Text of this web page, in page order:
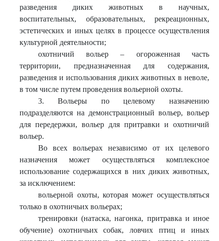
разведения диких животных в научных,
воспитательных, образовательных, рекреационных,
эстетических и иных целях в процессе осуществления
культурной деятельности;
охотничий вольер – огороженная часть
территории, предназначенная для содержания,
разведения и использования диких животных в неволе,
в том числе путем проведения вольерной охоты.
3. Вольеры по целевому назначению
подразделяются на демонстрационный вольер, вольер
для передержки, вольер для притравки и охотничий
вольер.
Во всех вольерах независимо от их целевого
назначения может осуществляться комплексное
использование содержащихся в них диких животных,
за исключением:
вольерной охоты, которая может осуществляться
только в охотничьих вольерах;
тренировки (натаска, нагонка, притравка и иное
обучение) охотничьих собак, ловчих птиц и иных